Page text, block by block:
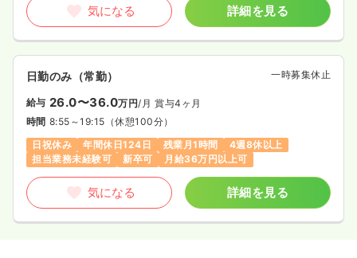
気になる 詳細を見る
日勤のみ（常勤） 一時募集休止
給与 26.0〜36.0万円/月 賞与4ヶ月
時間 8:55～19:15 （休憩100分）
日祝休み
年間休日124日 残業月1時間
4週8休以上
担当業務未経験可
新卒可 月給36万円以上可
気になる 詳細を見る